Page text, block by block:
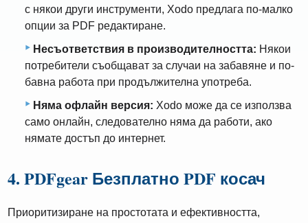
с някои други инструменти, Xodo предлага по-малко
опции за PDF редактиране.
Несъответствия в производителността: Някои
потребители съобщават за случаи на забавяне и по-
бавна работа при продължителна употреба.
Няма офлайн версия: Xodo може да се използва
само онлайн, следователно няма да работи, ако
нямате достъп до интернет.
4. PDFgear Безплатно PDF косач
Приоритизиране на простотата и ефективността,